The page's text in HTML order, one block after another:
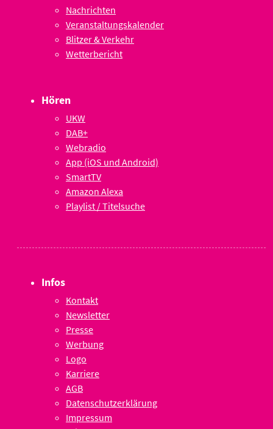
Nachrichten
Veranstaltungskalender
Blitzer & Verkehr
Wetterbericht
Hören
UKW
DAB+
Webradio
App (iOS und Android)
SmartTV
Amazon Alexa
Playlist / Titelsuche
Infos
Kontakt
Newsletter
Presse
Werbung
Logo
Karriere
AGB
Datenschutzerklärung
Impressum